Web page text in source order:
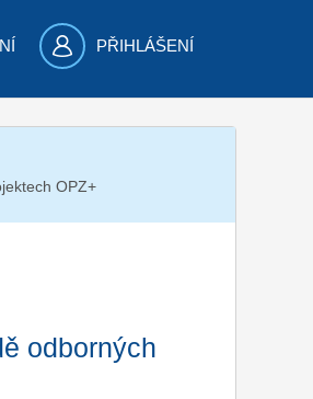
PŘIHLÁŠENÍ
OPZ+
odborných